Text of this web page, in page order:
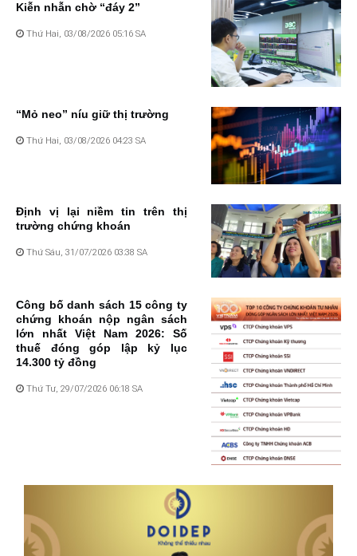
Kiễn nhẫn chờ “đáy 2”
Thứ Hai, 03/08/2026 05:16 SA
“Mỏ neo” níu giữ thị trường
Thứ Hai, 03/08/2026 04:23 SA
Định vị lại niềm tin trên thị
trường chứng khoán
Thứ Sáu, 31/07/2026 03:38 SA
Công bố danh sách 15 công ty
chứng khoán nộp ngân sách
lớn nhất Việt Nam 2026: Số
thuế đóng góp lập kỷ lục
14.300 tỷ đồng
Thứ Tư, 29/07/2026 06:18 SA